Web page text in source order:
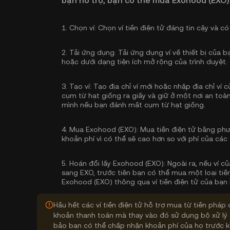
1. Chọn ví: Chọn ví tiền điện tử đáng tin cậy và
2. Tải ứng dụng: Tải ứng dụng ví về thiết bị của
hoặc dưới dạng tiện ích mở rộng của trình duyệt.
3. Tạo ví: Tạo địa chỉ ví mới hoặc nhập địa chỉ ví
cụm từ hạt giống ra giấy và giữ ở một nơi an
mình nếu bạn đánh mất cụm từ hạt giống.
4. Mua Exohood (EXO): Mua tiền điện tử bằng
khoản phí vì có thể sẽ cao hơn so với phí của các
5. Hoán đổi lấy Exohood (EXO): Ngoài ra, nếu ví
sang EXO, trước tiên bạn có thể mua một loại
Exohood (EXO) thông qua ví tiền điện tử của
Hầu hết các ví tiền điện tử hỗ trợ mua từ tiền
khoản thanh toán mà thay vào đó sử dụng bộ xử
bảo bạn có thể chấp nhận khoản phí của họ trước